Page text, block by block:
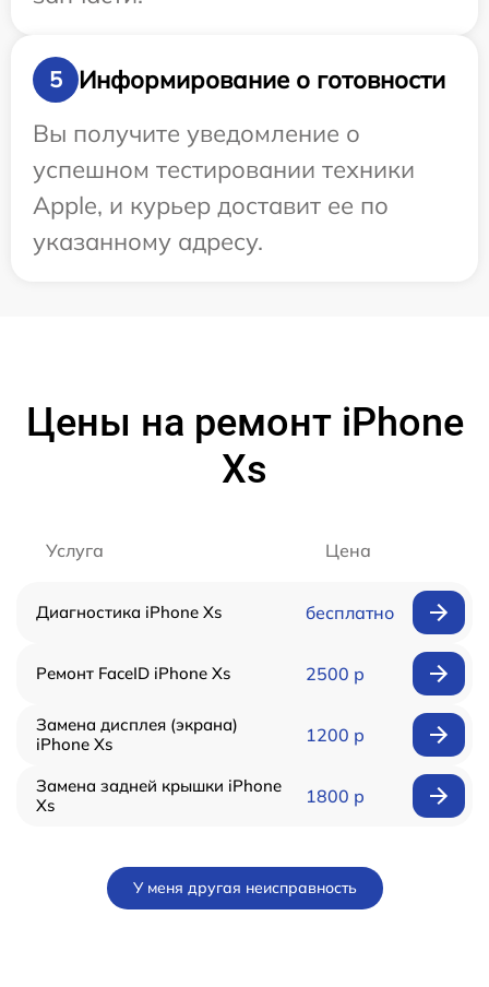
5
Информирование о готовности
Вы получите уведомление о
успешном тестировании техники
Apple, и курьер доставит ее по
указанному адресу.
Цены на ремонт iPhone
Xs
Услуга Цена
Диагностика iPhone Xs бесплатно
Ремонт FaceID iPhone Xs 2500 р
Замена дисплея (экрана)
iPhone Xs
1200 р
Замена задней крышки iPhone
Xs
1800 р
У меня другая неисправность